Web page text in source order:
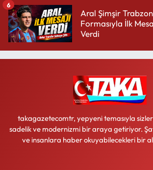
Aral Şimşir
Formasıyla İlk
Verdi
6
takagazetecomtr, yepyeni temasıyla
sadelik ve modernizmi bir araya getiriyor.
ve insanlara haber okuyabilecekleri bir